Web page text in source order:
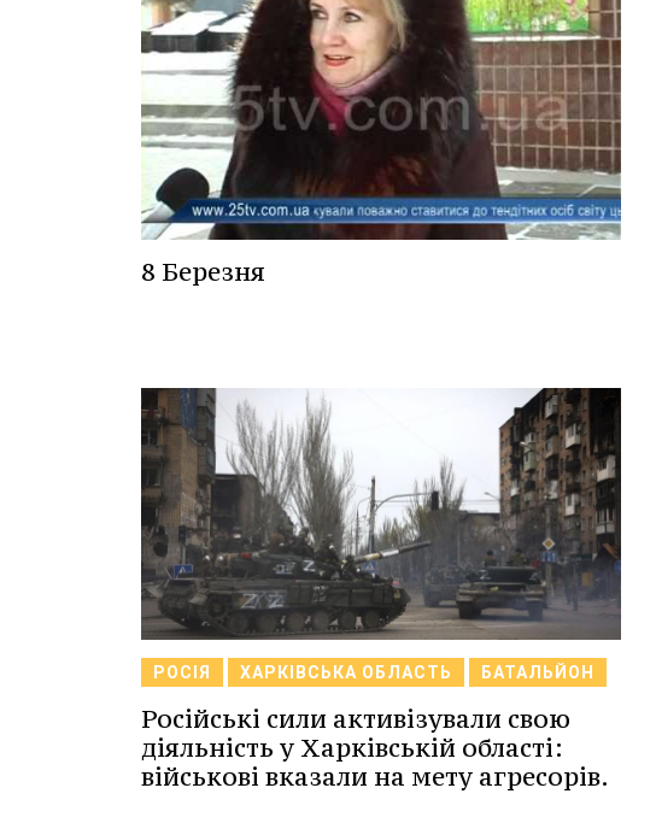
8 Березня
РОСІЯ ХАРКІВСЬКА ОБЛАСТЬ БАТАЛЬЙОН
Російські сили активізували свою
діяльність у Харківській області:
військові вказали на мету агресорів.